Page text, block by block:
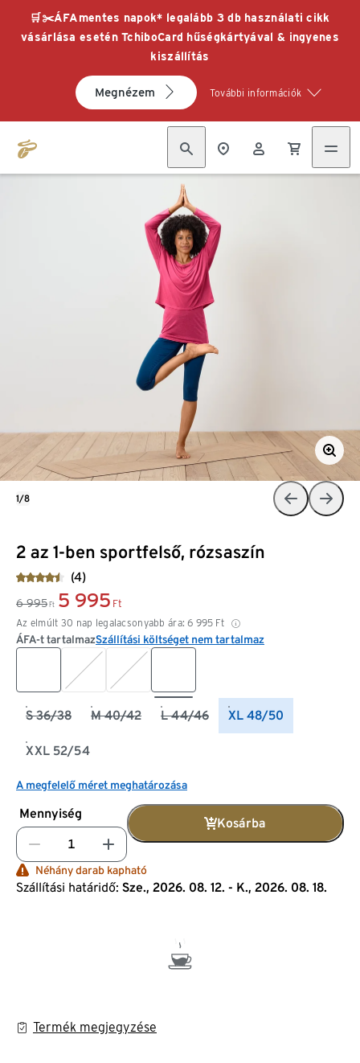
🛒✂️ÁFAmentes napok* legalább 3 db használati cikk
vásárlása esetén TchiboCard hűségkártyával & ingyenes
kiszállítás
Megnézem További információk
2 az 1-ben sportfelső, rózsaszín
(4)
6 995 Ft 5 995 Ft
Az elmúlt 30 nap legalacsonyabb ára: 6 995 Ft
ÁFA-t tartalmazSzállítási költséget nem tartalmaz
S 36/38 M 40/42 L 44/46 XL 48/50
XXL 52/54
A megfelelő méret meghatározása
Mennyiség
Kosárba
Néhány darab kapható
Szállítási határidő: Sze., 2026. 08. 12. - K., 2026. 08. 18.
Termék megjegyzése
1/8